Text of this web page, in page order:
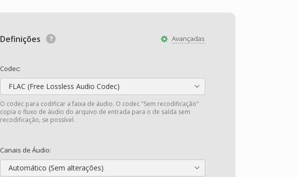
Avançadas
Definições
Codec:
FLAC (Free Lossless Audio Codec)
O codec para codificar a faixa de áudio. O codec "Sem recodificação"
copia o fluxo de áudio do arquivo de entrada para o de saída sem
recodificação, se possível.
Canais de Áudio:
Automático (Sem alterações)